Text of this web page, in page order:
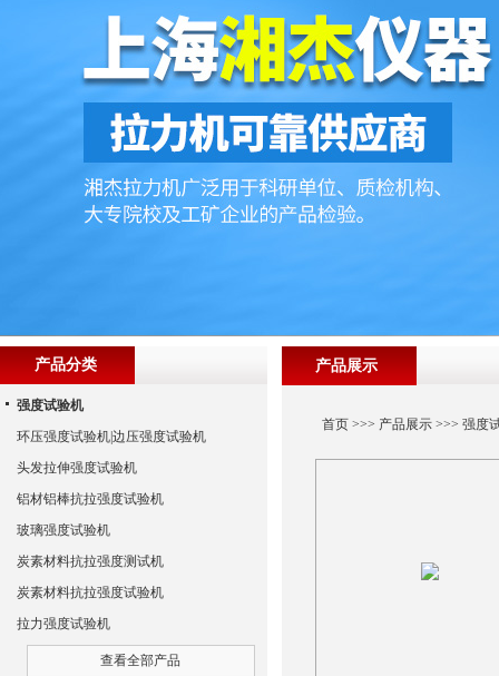
产品展示
首页>>> 产品展示>>> 强度
产品分类
强度试验机
环压强度试验机|边压强度试验机
头发拉伸强度试验机
铝材铝棒抗拉强度试验机
玻璃强度试验机
炭素材料抗拉强度测试机
炭素材料抗拉强度试验机
拉力强度试验机
查看全部产品